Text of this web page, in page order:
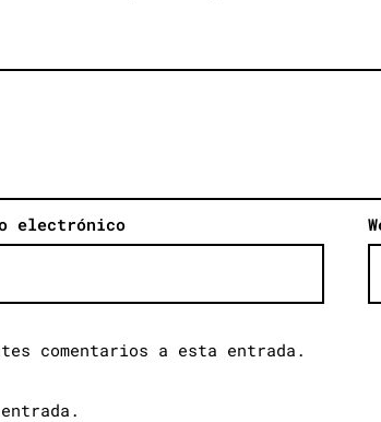
electrónico
comentarios a esta entrada.